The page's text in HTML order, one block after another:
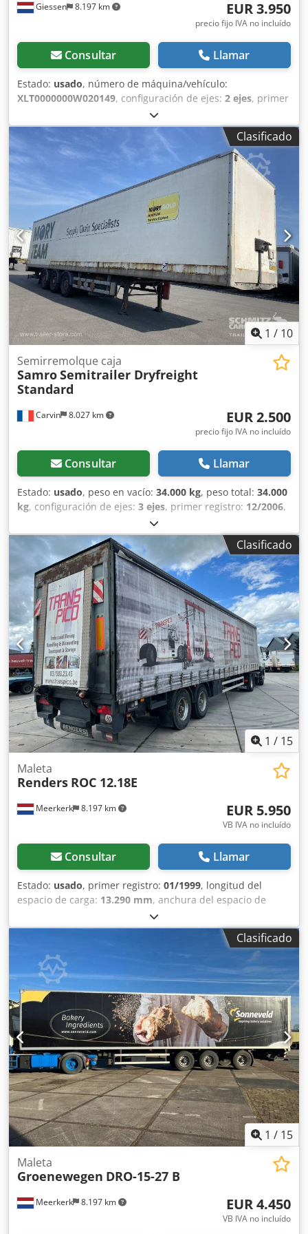
Giessen 8.197 km EUR 3.950
precio fijo IVA no incluído
Consultar Llamar
Estado: usado, número de máquina/vehículo:
XLT0000000W020149, configuración de ejes: 2 ejes, primer
, tamaño del neumático:
otro, Año de fabricación:2000, Equipamiento:ABS, =
Opciones y accesorios adicionales = Otros - Suspensión
neumática Otros - Puertas laterales = Información
adicional = Medida de los neumáticos: 275/70 Marca de los
ejes: BPW Eje trasero 1: dibujo de la banda de rodadura
izquierda: 30 %; dibujo de la banda de rodadura derecha:
30 % Eje trasero 2: dirección; dibujo de la banda de
rodadura izquierda: 30 %; dibujo de la banda de rodadura
derecha: 30 % Peso en vacío: 11.320 kg Dcjdoyzyu Ropfx
Ahcjk Carga útil: 20.680 kg Peso bruto vehicular (PVB):
32.000 kg Consulte las opciones de arrendamiento
Matrícula: OG-25-FL
Clasificado
1 / 10
Carvin 8.027 km
Semirremolque caja
SamroSemitrailer Dryfreight
Standard
EUR 2.500
precio fijo IVA no incluído
Consultar Llamar
Estado: usado, peso en vacío: 34.000 kg, peso total: 34.000
kg, configuración de ejes: 3 ejes, primer registro: 12/2006,
longitud del espacio de carga:
espacio de carga:2.480 mm, altura del espacio de carga:
2.700 mm
, volumen del espacio de carga:91 m³,
amortiguación:aire, tamaño del neumático:385/65 R22,5,
Año de fabricación: 2006
, Peso en vacío: 34 000 kg, peso
máximo permitido: 34 000 kg, dimensiones del espacio de
carga (L x A x A): 13 620 mm x 2480 mm x 2700 mm.
Tamaño del neumático: 385/65 R22.5, volumen del espacio
de carga: 91 m³, primer eje: , segundo eje: , tercer eje: ,
suspensión neumática. En nuestro sitio web encontrará
una descripción general de todos nuestros vehículos
disponibles. ¿Necesita financiación? Ofrecemos opciones
de financiación personalizadas, así como servicios
integrales o servicios telemáticos. Estaremos encantados
de asesorarle de forma personalizada. Djdpfxszrrqcj
Ahcock
Clasificado
1 / 15
Meerkerk 8.197 km
Maleta
Renders ROC 12.18E
EUR 5.950
VB IVA no incluído
Consultar Llamar
Estado: usado, primer registro: 01/1999, longitud del
espacio de carga: 13.290 mm, anchura del espacio de
, altura del espacio de carga:
longitud total:137.100 mm, distancia entre ejes:8.500
,
Equipamiento:
, = Opciones y
accesorios adicionales = - EBS - Caja de herramientas =
Información adicional = Peso en vacío: 7.940 kg Dsdpfszr E
Twsx Ahcjck Carga útil: 22.060 kg Peso máximo autorizado:
30.000 kg Plataforma elevadora: marca 'd Hollandia, puerta
trasera, 3000 kg.
Clasificado
1 / 15
Meerkerk 8.197 km
Maleta
Groenewegen DRO-15-27 B
EUR 4.450
VB IVA no incluído